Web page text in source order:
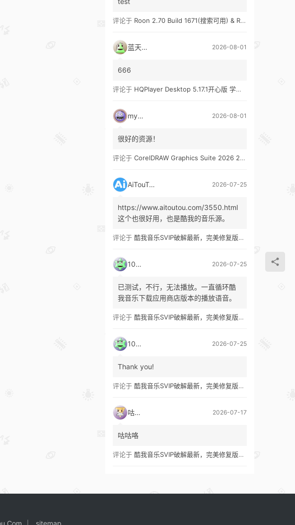
评论于 Roon 2.70 Build 1671(搜索可用) & Roon 2.65 Build 1653 & Roon 1.8 Build 1151 Legacy 开心版 学习版
蓝天真蓝 2026-08-01
666
评论于 HQPlayer Desktop 5.17.1开心版 学习版&HQPlayer Embedded 5.17.2开心版 学习版
mypw 2026-08-01
很好的资源！
评论于 CorelDRAW Graphics Suite 2026 27.1 多语言 开心版 学习版 by KpoJIuK
AiTouTou 2026-07-25
https://www.aitoutou.com/3550.html
这个也很好用，也是酷我的音乐源。
评论于 酷我音乐SVIP破解最新，完美修复版！支持安卓+车机+pc版！
1035 2026-07-25
已测试，不行，无法播放。一直循环酷
我音乐下载应用商店版本的播放语音。
评论于 酷我音乐SVIP破解最新，完美修复版！支持安卓+车机+pc版！
1035 2026-07-25
Thank you!
评论于 酷我音乐SVIP破解最新，完美修复版！支持安卓+车机+pc版！
咕咕咯 2026-07-17
咕咕咯
评论于 酷我音乐SVIP破解最新，完美修复版！支持安卓+车机+pc版！
sitemap